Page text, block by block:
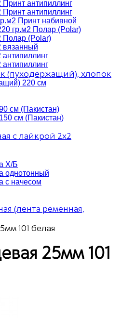
Принт антипиллинг
Принт антипиллинг
Принт набивной
гр.м2 Полар (Polar)
Полар (Polar)
вязанный
(пуходержащий), хлопок
220 см
см (Пакистан)
см (Пакистан)
с лайкрой 2х2
Х/Б
однотонный
с начесом
(лента ременная,
101 белая
25мм 101